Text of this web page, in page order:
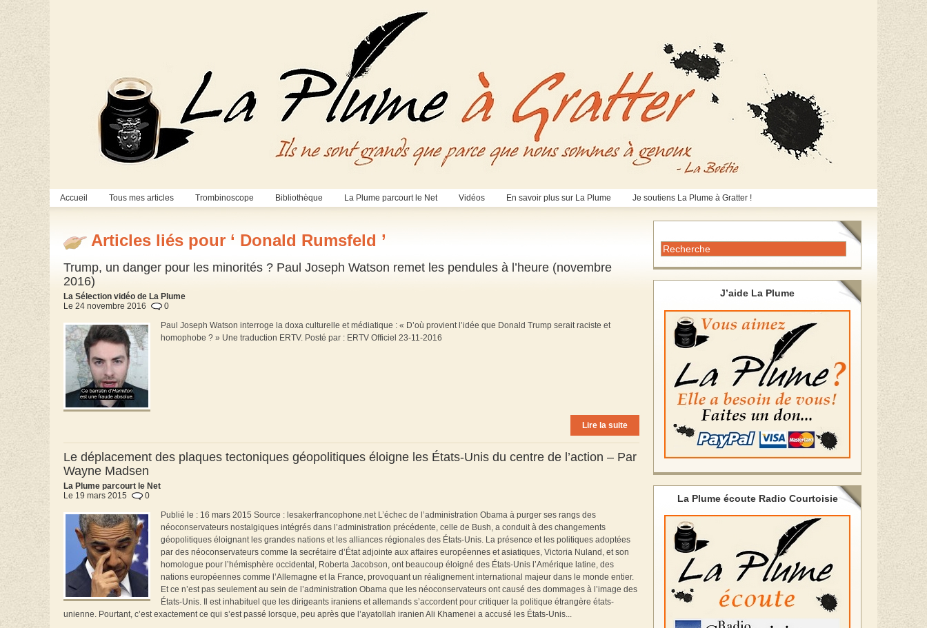
Accueil Tous mes articles Trombinoscope Bibliothèque La Plume parcourt le Net Vidéos En savoir plus sur La Plume Je soutiens La Plume à Gratter !
Articles liés pour ‘ Donald Rumsfeld ’
Trump, un danger pour les minorités ? Paul Joseph Watson remet les pendules à l’heure (novembre
2016)
La Sélection vidéo de La Plume
Le 24 novembre 2016
0
Paul Joseph Watson interroge la doxa culturelle et médiatique : « D’où provient l’idée que Donald Trump serait raciste et
homophobe ? » Une traduction ERTV. Posté par : ERTV Officiel 23-11-2016
Lire la suite
Le déplacement des plaques tectoniques géopolitiques éloigne les États-Unis du centre de l’action – Par
Wayne Madsen
La Plume parcourt le Net
Le 19 mars 2015
0
Publié le : 16 mars 2015 Source : lesakerfrancophone.net L’échec de l’administration Obama à purger ses rangs des
néoconservateurs nostalgiques intégrés dans l’administration précédente, celle de Bush, a conduit à des changements
géopolitiques éloignant les grandes nations et les alliances régionales des États-Unis. La présence et les politiques adoptées
par des néoconservateurs comme la secrétaire d’État adjointe aux affaires européennes et asiatiques, Victoria Nuland, et son
homologue pour l’hémisphère occidental, Roberta Jacobson, ont beaucoup éloigné des États-Unis l’Amérique latine, des
nations européennes comme l’Allemagne et la France, provoquant un réalignement international majeur dans le monde entier.
Et ce n’est pas seulement au sein de l’administration Obama que les néoconservateurs ont causé des dommages à l’image des
États-Unis. Il est inhabituel que les dirigeants iraniens et allemands s’accordent pour critiquer la politique étrangère états-
unienne. Pourtant, c’est exactement ce qui s’est passé lorsque, peu après que l’ayatollah iranien Ali Khamenei a accusé les États-Unis...
J’aide La Plume
La Plume écoute Radio Courtoisie